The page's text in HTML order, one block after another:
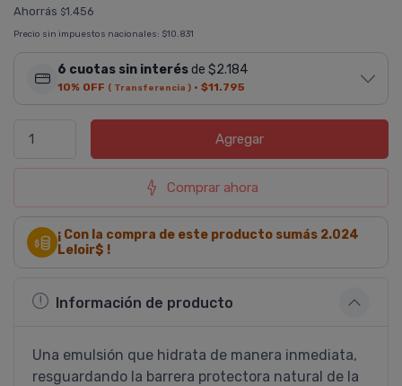
Ahorrás $1.456
Precio sin impuestos nacionales: $10.831
6 cuotas sin interésde $2.184
10% OFF ( Transferencia ) · $11.795
Agregar
Comprar ahora
¡ Con la compra de este producto sumás 2.024
Leloir$ !
Información de producto
Una emulsión que hidrata de manera inmediata,
resguardando la barrera protectora natural de la